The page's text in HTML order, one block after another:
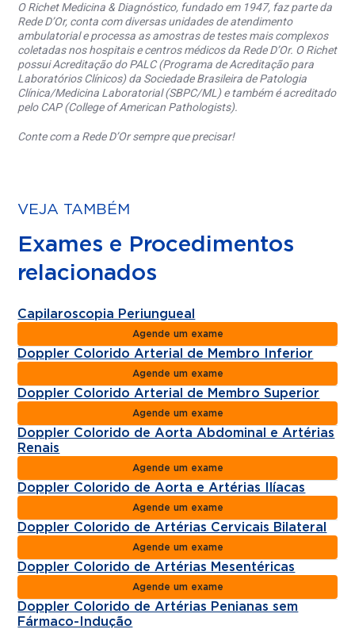
O Richet Medicina & Diagnóstico, fundado em 1947, faz parte da
Rede D’Or, conta com diversas unidades de atendimento
ambulatorial e processa as amostras de testes mais complexos
coletadas nos hospitais e centros médicos da Rede D’Or. O Richet
possui Acreditação do PALC (Programa de Acreditação para
Laboratórios Clínicos) da Sociedade Brasileira de Patologia
Clínica/Medicina Laboratorial (SBPC/ML) e também é acreditado
pelo CAP (College of American Pathologists).
Conte com a Rede D’Or sempre que precisar!
VEJA TAMBÉM
Exames e Procedimentos
relacionados
Capilaroscopia Periungueal
Agende um exame
Doppler Colorido Arterial de Membro Inferior
Agende um exame
Doppler Colorido Arterial de Membro Superior
Agende um exame
Doppler Colorido de Aorta Abdominal e Artérias
Renais
Agende um exame
Doppler Colorido de Aorta e Artérias Ilíacas
Agende um exame
Doppler Colorido de Artérias Cervicais Bilateral
Agende um exame
Doppler Colorido de Artérias Mesentéricas
Agende um exame
Doppler Colorido de Artérias Penianas sem
Fármaco-Indução